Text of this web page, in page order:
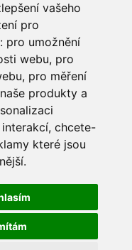
vašeho
pro
pro umožnění
webu, pro
, pro měření
produkty a
, chcete-
které jsou
.
Chcete
Chalupu:
či dalšího užití a
bez písemného
Čtenář svým přihlášením
s tím, že v případě, že
jméno na webu
a využívá fotografie z